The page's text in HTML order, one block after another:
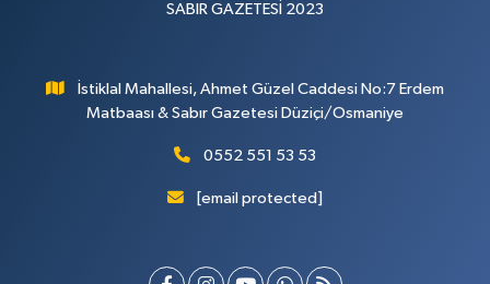
SABIR GAZETESİ 2023
İstiklal Mahallesi, Ahmet Güzel Caddesi No:7 Erdem
Matbaası & Sabır Gazetesi Düziçi/Osmaniye
0552 551 53 53
[email protected]